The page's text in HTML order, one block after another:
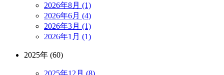
2026年8月 (1)
2026年6月 (4)
2026年3月 (1)
2026年1月 (1)
2025年 (60)
2025年12月 (8)